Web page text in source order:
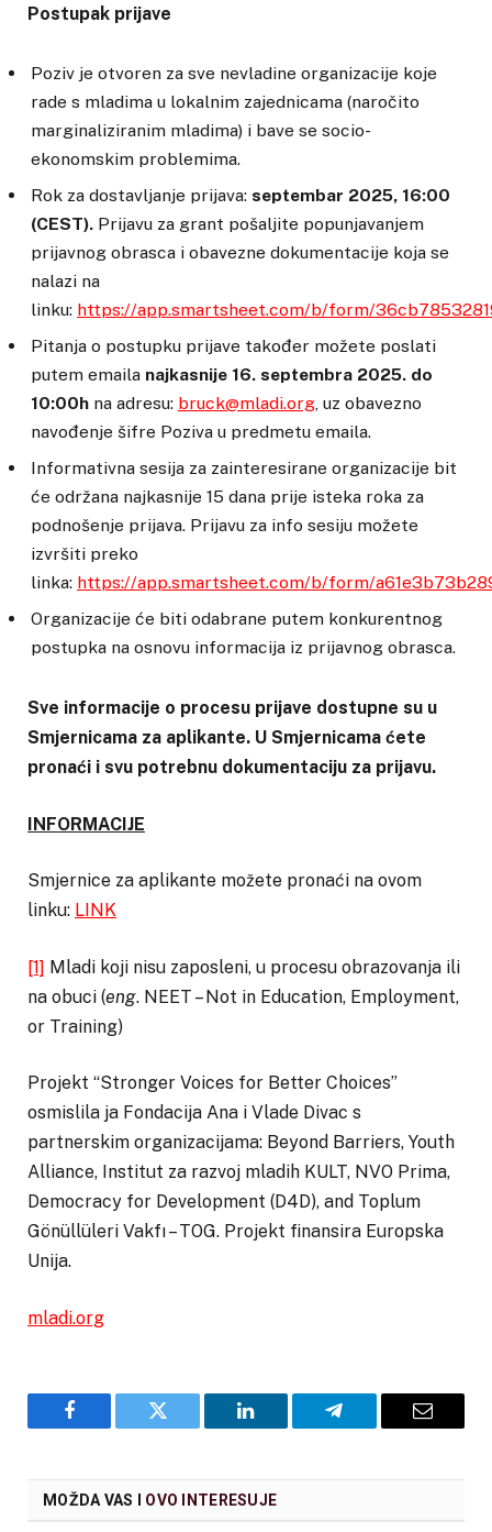
Postupak prijave
Poziv je otvoren za sve nevladine organizacije koje
rade s mladima u lokalnim zajednicama (naročito
marginaliziranim mladima) i bave se socio-
ekonomskim problemima.
Rok za dostavljanje prijava: septembar 2025, 16:00
(CEST). Prijavu za grant pošaljite popunjavanjem
prijavnog obrasca i obavezne dokumentacije koja se
nalazi na
linku: https://app.smartsheet.com/b/form/
Pitanja o postupku prijave također možete poslati
putem emaila najkasnije 16. septembra 2025. do
10:00h na adresu: bruck@mladi.org, uz obavezno
navođenje šifre Poziva u predmetu emaila.
Informativna sesija za zainteresirane organizacije bit
će održana najkasnije 15 dana prije isteka roka za
podnošenje prijava. Prijavu za info sesiju možete
izvršiti preko
linka: https://app.smartsheet.com/b/form/
Organizacije će biti odabrane putem konkurentnog
postupka na osnovu informacija iz prijavnog obrasca.
Sve informacije o procesu prijave dostupne su u
Smjernicama za aplikante. U Smjernicama ćete
pronaći i svu potrebnu dokumentaciju za prijavu.
INFORMACIJE
Smjernice za aplikante možete pronaći na ovom
linku: LINK
[1] Mladi koji nisu zaposleni, u procesu obrazovanja ili
na obuci (eng. NEET – Not in Education, Employment,
or Training)
Projekt “Stronger Voices for Better Choices”
osmislila ja Fondacija Ana i Vlade Divac s
partnerskim organizacijama: Beyond Barriers, Youth
Alliance, Institut za razvoj mladih KULT, NVO Prima,
Democracy for Development (D4D), and Toplum
Gönüllüleri Vakfı – TOG. Projekt finansira Europska
Unija.
mladi.org
Facebook Twitter LinkedIn Telegram Email
MOŽDA VAS I OVO INTERESUJE